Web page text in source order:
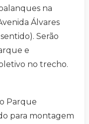
na
Álvares
Serão
e
no trecho.
Parque
para montagem